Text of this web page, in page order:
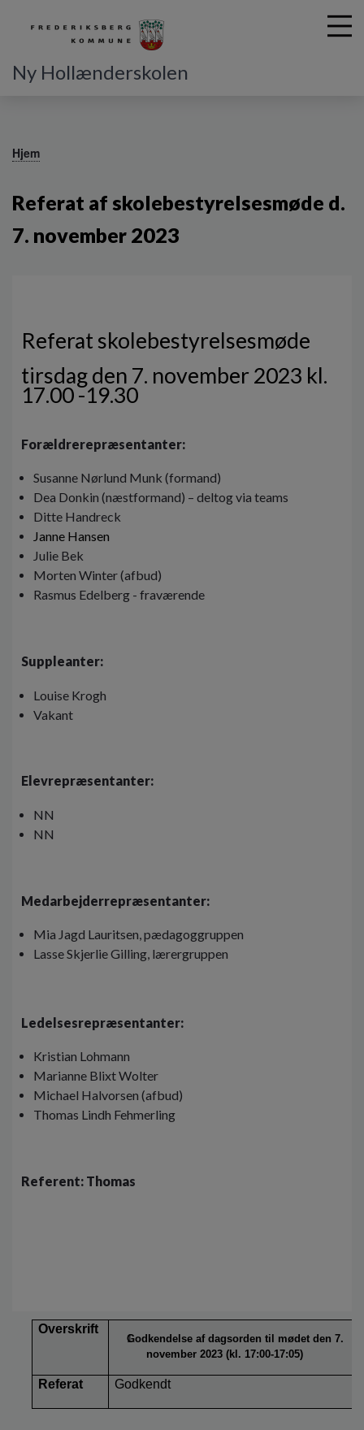
Ny Hollænderskolen
Hjem
Referat af skolebestyrelsesmøde d.
7. november 2023
Referat skolebestyrelsesmøde
tirsdag den 7. november 2023 kl.
17.00 -19.30
Forældrerepræsentanter:
Susanne Nørlund Munk (formand)
Dea Donkin (næstformand) – deltog via teams
Ditte Handreck
Janne Hansen
Julie Bek
Morten Winter (afbud)
Rasmus Edelberg - fraværende
Suppleanter:
Louise Krogh
Vakant
Elevrepræsentanter:
NN
NN
Medarbejderrepræsentanter:
Mia Jagd Lauritsen, pædagoggruppen
Lasse Skjerlie Gilling, lærergruppen
Ledelsesrepræsentanter:
Kristian Lohmann
Marianne Blixt Wolter
Michael Halvorsen (afbud)
Thomas Lindh Fehmerling
Referent: Thomas
Overskrift
Godkendelse af dagsorden til mødet den 7.
november 2023 (kl. 17:00-17:05)
Referat Godkendt